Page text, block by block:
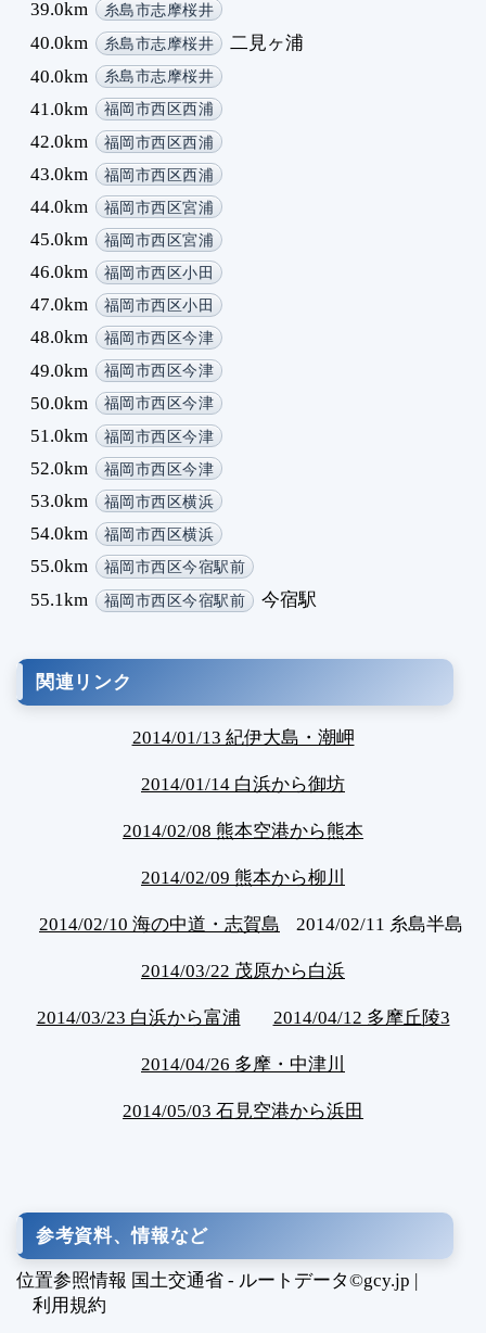
39.0km 糸島市志摩桜井
40.0km 糸島市志摩桜井
二見ヶ浦
40.0km
糸島市志摩桜井
41.0km 福岡市西区西浦
42.0km 福岡市西区西浦
43.0km 福岡市西区西浦
44.0km 福岡市西区宮浦
45.0km 福岡市西区宮浦
46.0km 福岡市西区小田
47.0km 福岡市西区小田
48.0km 福岡市西区今津
49.0km 福岡市西区今津
50.0km 福岡市西区今津
51.0km 福岡市西区今津
52.0km 福岡市西区今津
53.0km 福岡市西区横浜
54.0km 福岡市西区横浜
55.0km 福岡市西区今宿駅前
55.1km 福岡市西区今宿駅前 今宿駅
関連リンク
2014/01/13 紀伊大島・潮岬
2014/01/14 白浜から御坊
2014/02/08 熊本空港から熊本
2014/02/09 熊本から柳川
2014/02/10 海の中道・志賀島 2014/02/11 糸島半島
2014/03/22 茂原から白浜
2014/03/23 白浜から富浦 2014/04/12 多摩丘陵3
2014/04/26 多摩・中津川
2014/05/03 石見空港から浜田
参考資料、情報など
位置参照情報 国土交通省 - ルートデータ©gcy.jp |
利用規約